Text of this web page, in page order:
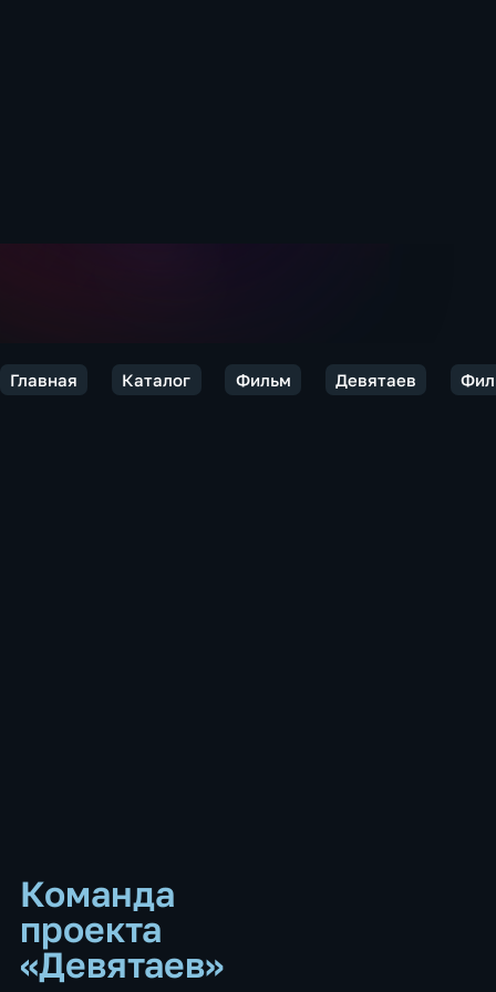
Главная Каталог Фильм Девятаев
Команда
проекта
«Девятаев»